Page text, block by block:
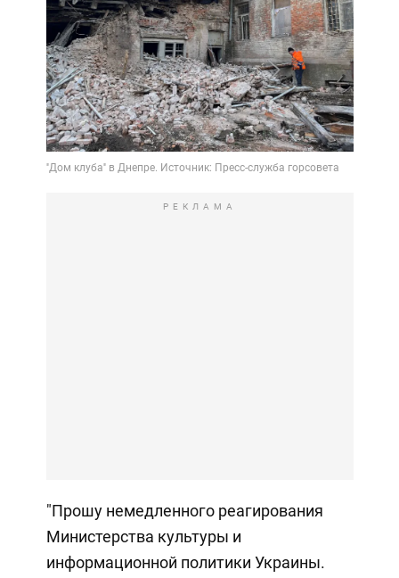
РЕКЛАМА
"Прошу немедленного реагирования
Министерства культуры и
информационной политики Украины.